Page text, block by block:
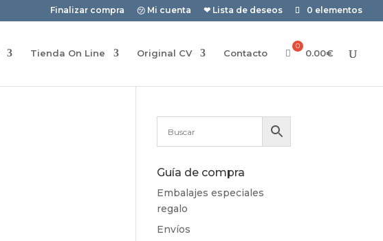
Finalizar compra ㋡ Mi cuenta ❤ Lista de deseos 0 elementos
Tienda On Line Original CV Contacto 0.00€
Guía de compra
Embalajes especiales
regalo
Envíos